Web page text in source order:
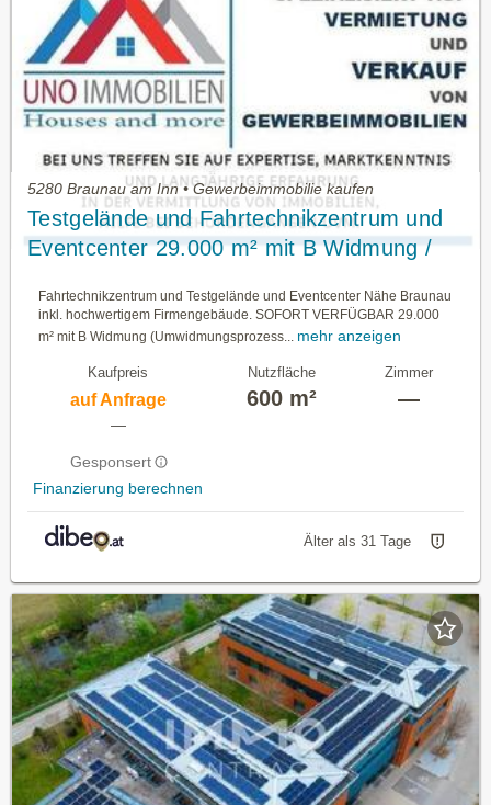
5280 Braunau am Inn • Gewerbeimmobilie kaufen
Testgelände und Fahrtechnikzentrum und
Eventcenter 29.000 m² mit B Widmung /
Fahrtechnikzentrum und Testgelände und Eventcenter Nähe Braunau
inkl. hochwertigem Firmengebäude. SOFORT VERFÜGBAR 29.000
m² mit B Widmung (Umwidmungsprozess...
mehr anzeigen
Kaufpreis
auf Anfrage
—
Gesponsert
Finanzierung berechnen
Nutzfläche
600 m²
Zimmer
—
Älter als 31 Tage